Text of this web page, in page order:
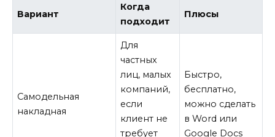
Вариант
Когда
подходит
Плюсы
Самодельная
накладная
Для
частных
лиц, малых
компаний,
если
клиент не
требует
Быстро,
бесплатно,
можно сделать
в Word или
Google Docs